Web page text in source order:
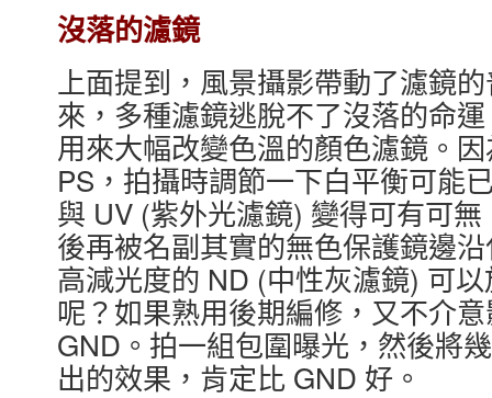
沒落的濾鏡
上面提到，風景攝影帶動了濾鏡
來，多種濾鏡逃脫不了沒落的命
用來大幅改變色溫的顏色濾鏡。
PS，拍攝時調節一下白平衡可能
與 UV (紫外光濾鏡) 變得可有可
後再被名副其實的無色保護鏡邊
高減光度的 ND (中性灰濾鏡) 可
呢？如果熟用後期編修，又不介
GND。拍一組包圍曝光，然後將
出的效果，肯定比 GND 好。